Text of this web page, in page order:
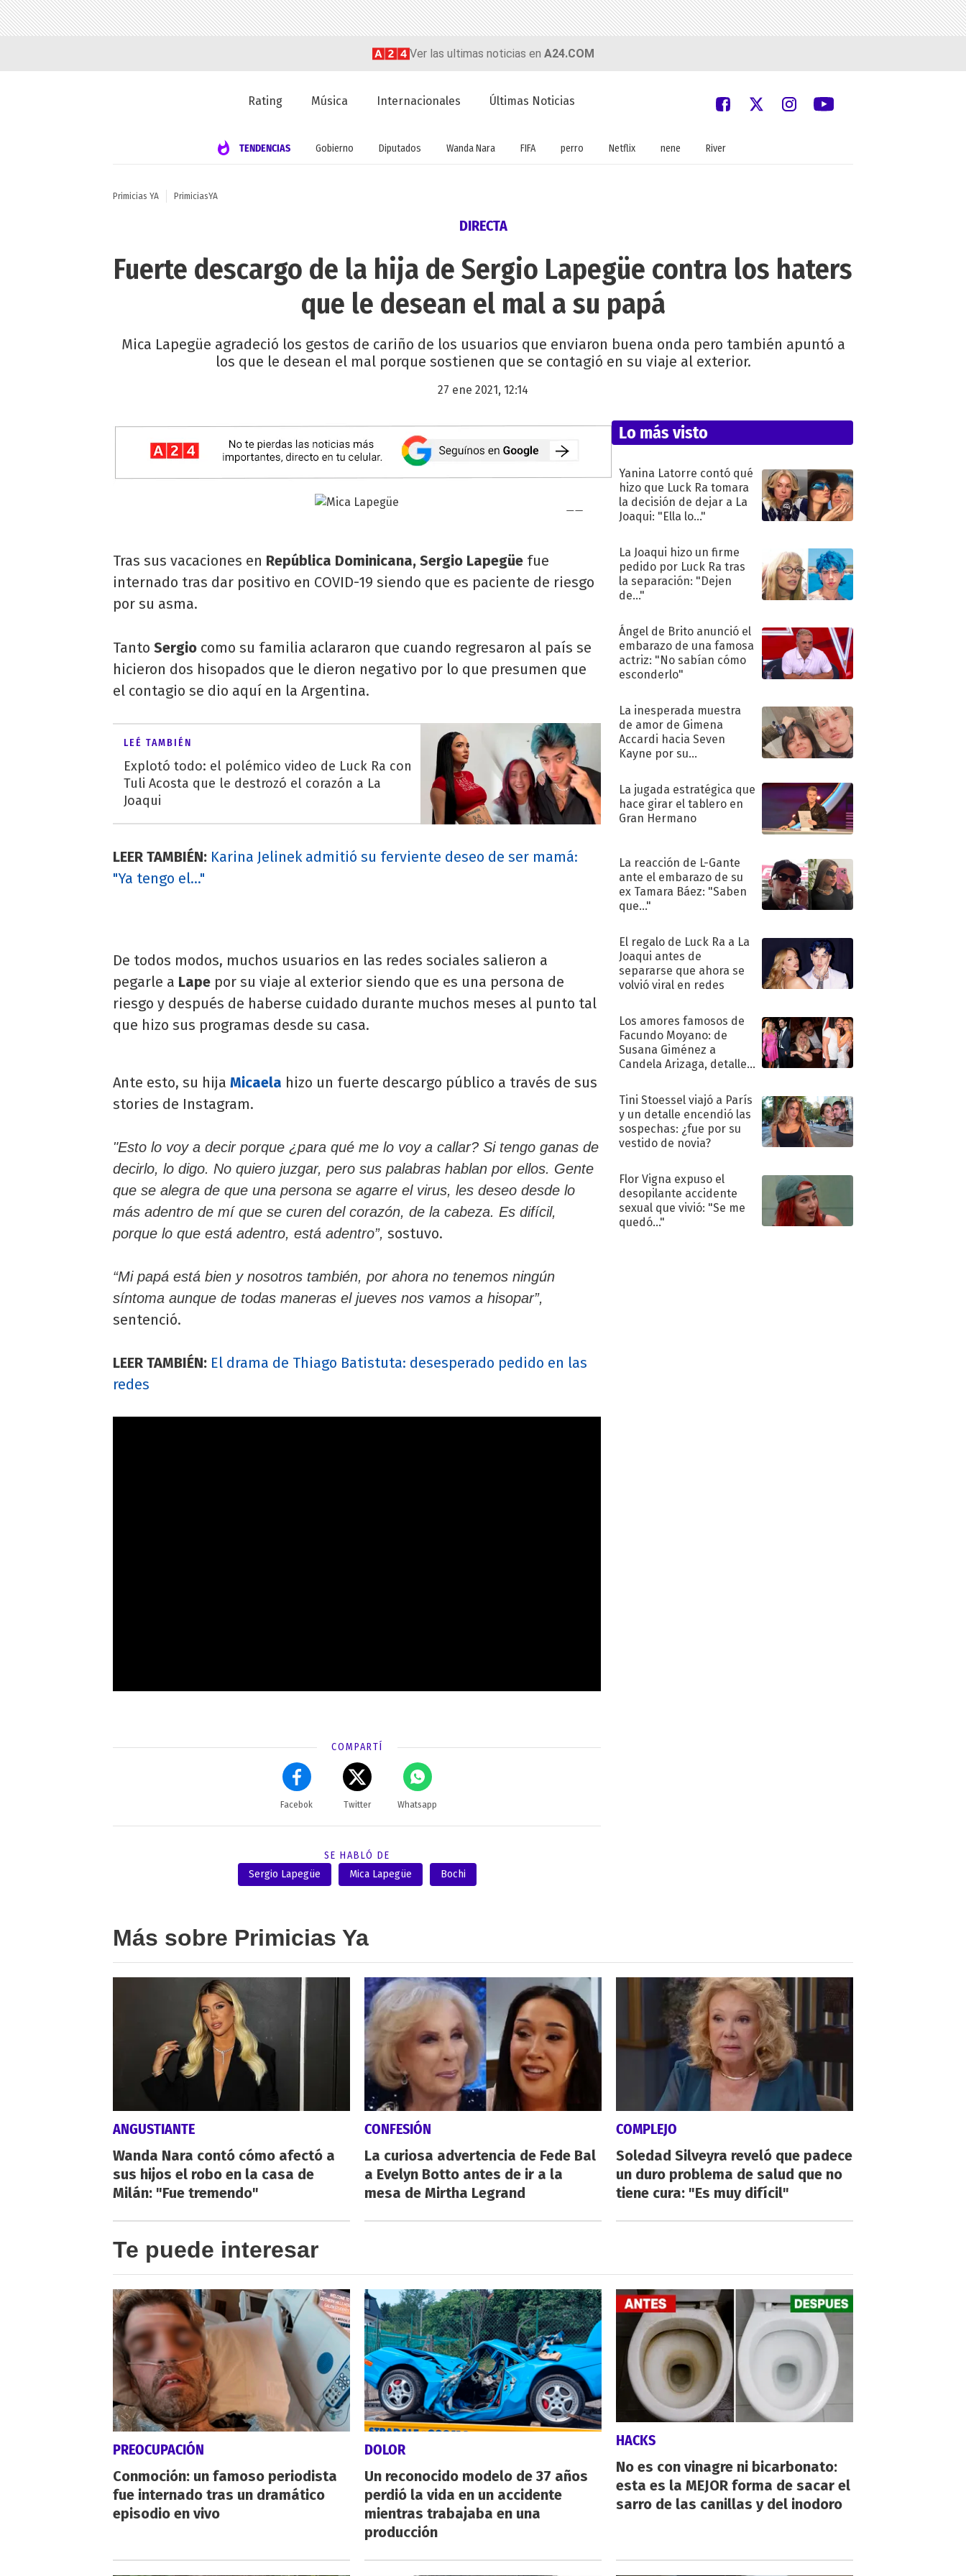
Ver las ultimas noticias en A24.COM
Rating Música Internacionales Últimas Noticias
TENDENCIAS Gobierno Diputados Wanda Nara FIFA perro Netflix nene River
Primicias YA PrimiciasYA
DIRECTA
Fuerte descargo de la hija de Sergio Lapegüe contra los haters
que le desean el mal a su papá
Mica Lapegüe agradeció los gestos de cariño de los usuarios que enviaron buena onda pero también apuntó a
los que le desean el mal porque sostienen que se contagió en su viaje al exterior.
27 ene 2021, 12:14
Tras sus vacaciones en República Dominicana, Sergio Lapegüe fue
internado tras dar positivo en COVID-19 siendo que es paciente de riesgo
por su asma.
Tanto Sergio como su familia aclararon que cuando regresaron al país se
hicieron dos hisopados que le dieron negativo por lo que presumen que
el contagio se dio aquí en la Argentina.
LEÉ TAMBIÉN
Explotó todo: el polémico video de Luck Ra con
Tuli Acosta que le destrozó el corazón a La
Joaqui
LEER TAMBIÉN: Karina Jelinek admitió su ferviente deseo de ser mamá:
"Ya tengo el..."
De todos modos, muchos usuarios en las redes sociales salieron a
pegarle a Lape por su viaje al exterior siendo que es una persona de
riesgo y después de haberse cuidado durante muchos meses al punto tal
que hizo sus programas desde su casa.
Ante esto, su hija Micaela hizo un fuerte descargo público a través de sus
stories de Instagram.
"Esto lo voy a decir porque ¿para qué me lo voy a callar? Si tengo ganas de
decirlo, lo digo. No quiero juzgar, pero sus palabras hablan por ellos. Gente
que se alegra de que una persona se agarre el virus, les deseo desde lo
más adentro de mí que se curen del corazón, de la cabeza. Es difícil,
porque lo que está adentro, está adentro”, sostuvo.
“Mi papá está bien y nosotros también, por ahora no tenemos ningún
síntoma aunque de todas maneras el jueves nos vamos a hisopar”,
sentenció.
LEER TAMBIÉN: El drama de Thiago Batistuta: desesperado pedido en las
redes
COMPARTÍ
Facebok Twitter Whatsapp
SE HABLÓ DE
Sergio Lapegüe
Mica Lapegüe Bochi
Lo más visto
Yanina Latorre contó qué
hizo que Luck Ra tomara
la decisión de dejar a La
Joaqui: "Ella lo..."
La Joaqui hizo un firme
pedido por Luck Ra tras
la separación: "Dejen
de..."
Ángel de Brito anunció el
embarazo de una famosa
actriz: "No sabían cómo
esconderlo"
La inesperada muestra
de amor de Gimena
Accardi hacia Seven
Kayne por su
La jugada estratégica que
hace girar el tablero en
Gran Hermano
La reacción de L-Gante
ante el embarazo de su
ex Tamara Báez: "Saben
que..."
El regalo de Luck Ra a La
Joaqui antes de
separarse que ahora se
volvió viral en redes
Los amores famosos de
Facundo Moyano: de
Susana Giménez a
Candela Arizaga, detalles
sentimental
Tini Stoessel viajó a París
y un detalle encendió las
sospechas: ¿fue por su
vestido de novia?
Flor Vigna expuso el
desopilante accidente
sexual que vivió: "Se me
quedó..."
Más sobre Primicias Ya
ANGUSTIANTE
Wanda Nara contó cómo afectó a
sus hijos el robo en la casa de
Milán: "Fue tremendo"
CONFESIÓN
La curiosa advertencia de Fede Bal
a Evelyn Botto antes de ir a la
mesa de Mirtha Legrand
COMPLEJO
Soledad Silveyra reveló que padece
un duro problema de salud que no
tiene cura: "Es muy difícil"
Te puede interesar
PREOCUPACIÓN
Conmoción: un famoso periodista
fue internado tras un dramático
episodio en vivo
DOLOR
Un reconocido modelo de 37 años
perdió la vida en un accidente
mientras trabajaba en una
producción
HACKS
No es con vinagre ni bicarbonato:
esta es la MEJOR forma de sacar el
sarro de las canillas y del inodoro